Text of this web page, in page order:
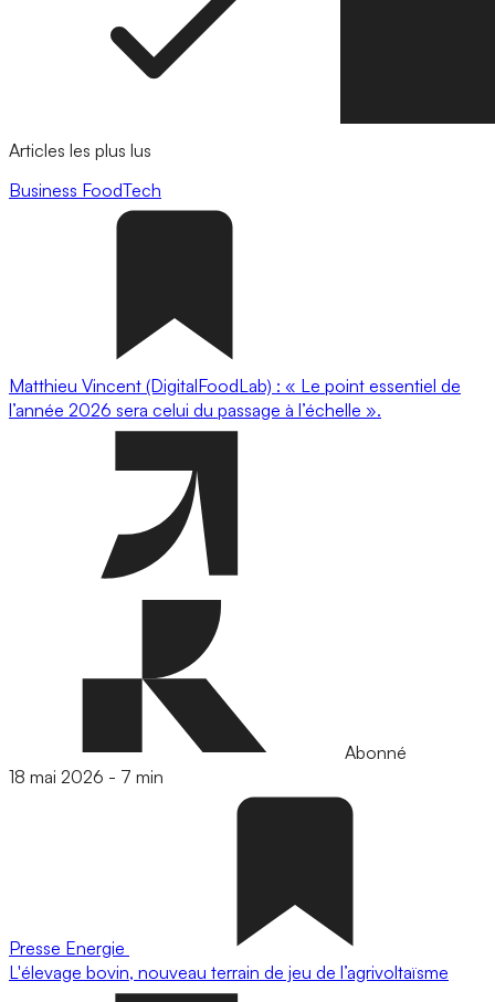
Articles les plus lus
Business FoodTech
Matthieu Vincent (DigitalFoodLab) : « Le point essentiel de
l’année 2026 sera celui du passage à l’échelle ».
Abonné
18 mai 2026 - 7 min
Presse Energie
L'élevage bovin, nouveau terrain de jeu de l’agrivoltaïsme